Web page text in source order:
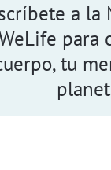
a la
para
tu